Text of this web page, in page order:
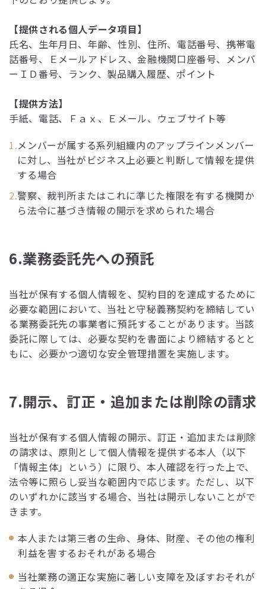
【提供される個人データ項目】
氏名、生年月日、年齢、性別、住所、電話番号、携帯電
話番号、Ｅメールアドレス、金融機関口座番号、メンバ
ーＩＤ番号、ランク、製品購入履歴、ポイント
【提供方法】
手紙、電話、Ｆａｘ、Ｅメール、ウェブサイト等
メンバーが属する系列組織内のアップラインメンバー
に対し、当社がビジネス上必要と判断して情報を提供
する場合
警察、裁判所またはこれに準じた権限を有する機関か
ら法令に基づき情報の開示を求められた場合
6.業務委託先への預託
当社が保有する個人情報を、契約目的を達成するために
必要な範囲において、当社と守秘義務契約を締結してい
る業務委託先の事業者に預託することがあります。当該
委託に際しては、必要な契約を書面により締結するとと
もに、必要かつ適切な安全管理措置を実施します。
7.開示、訂正・追加または削除の請求
当社が保有する個人情報の開示、訂正・追加または削除
の請求は、原則として個人情報を提供する本人（以下
「情報主体」という）に限り、本人確認を行った上で、
法令等に照らし妥当な範囲内で応じます。ただし、以下
のいずれかに該当する場合、当社は開示しないことがで
きます。
本人または第三者の生命、身体、財産、その他の権利
利益を害するおそれがある場合
当社業務の適正な実施に著しい支障を及ぼすおそれが